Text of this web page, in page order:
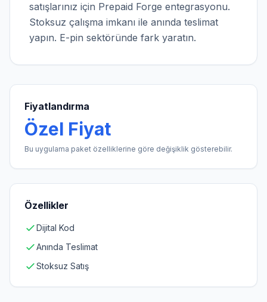
satışlarınız için Prepaid Forge entegrasyonu.
Stoksuz çalışma imkanı ile anında teslimat
yapın. E-pin sektöründe fark yaratın.
Fiyatlandırma
Özel Fiyat
Bu uygulama paket özelliklerine göre değişiklik gösterebilir.
Özellikler
Dijital Kod
Anında Teslimat
Stoksuz Satış